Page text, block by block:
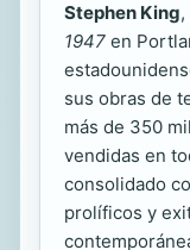
Stephen King
1947 en
sus obras de
más de 350
vendidas en
consolidado
prolíficos y